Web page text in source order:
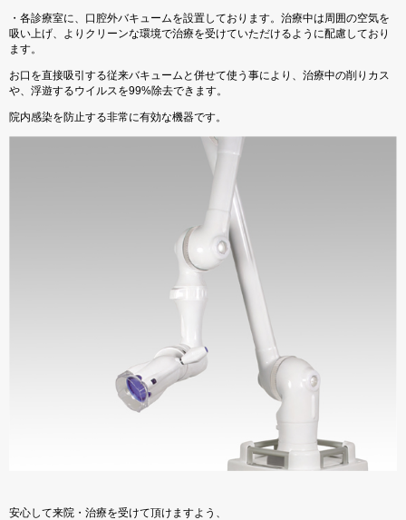
・各診療室に、口腔外バキュームを設置しております。治療中は周囲の空気を
吸い上げ、よりクリーンな環境で治療を受けていただけるように配慮しており
ます。
お口を直接吸引する従来バキュームと併せて使う事により、治療中の削りカス
や、浮遊するウイルスを99%除去できます。
院内感染を防止する非常に有効な機器です。
安心して来院・治療を受けて頂けますよう、